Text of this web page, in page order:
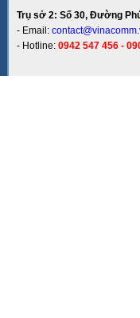
Trụ sở 2: Số 30, Đường
- Email:
- Hotline: 0942 547 456 -